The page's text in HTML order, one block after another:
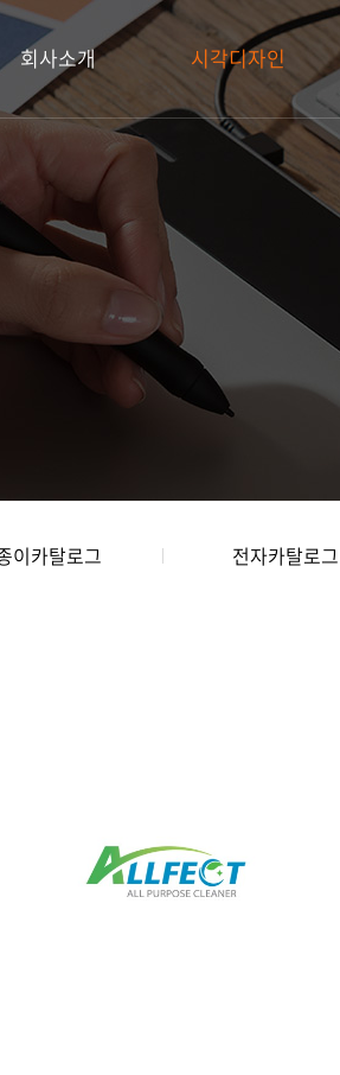
회사소개 시각디자인
이카탈로그 전자카탈로그
BRAND IDENTITY
올팩트클리너 브랜드 디